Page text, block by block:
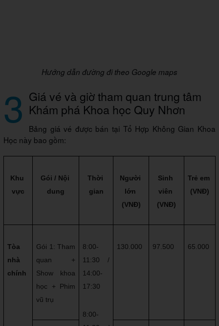
Hướng dẫn đường đi theo Google maps
3 Giá vé và giờ tham quan trung tâm
Khám phá Khoa học Quy Nhơn
Bảng giá vé được bán tại Tổ Hợp Không Gian Khoa
Học này bao gồm:
Khu
vực
Gói / Nội
dung
Thời
gian
Người
lớn
(VNĐ)
Sinh
viên
(VNĐ)
Trẻ em
(VNĐ)
Tòa
nhà
chính
Gói 1: Tham
quan +
Show khoa
học + Phim
vũ trụ
8:00-
11:30 /
14:00-
17:30
8:00-
130.000 97.500 65.000